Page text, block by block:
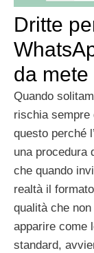
Dritte
da
Quando
rischia sempre
questo perché
una procedura
che quando
realtà il
qualità che
apparire come
standard,